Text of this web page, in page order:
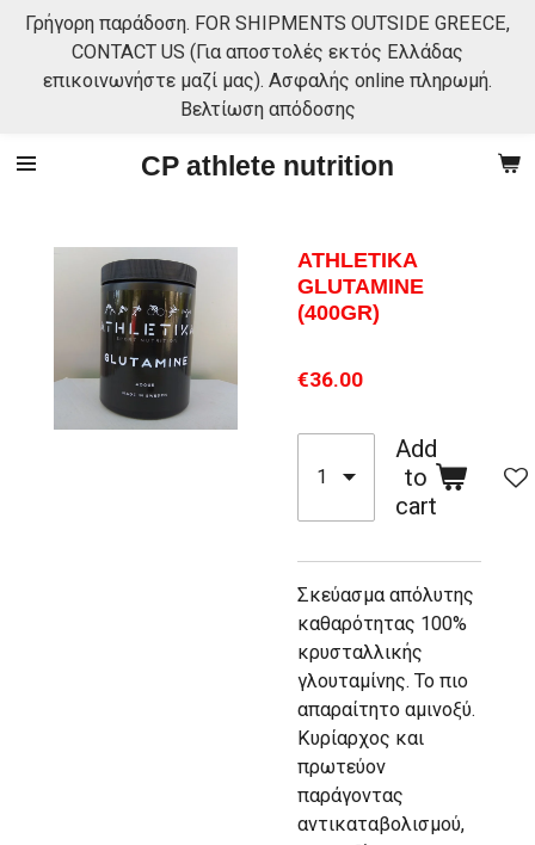
Skip
main
CP athlete nutrition
Γρήγορη παράδοση. FOR SHIPMENTS OUTSIDE GREECE,
CONTACT US (Για αποστολές εκτός Ελλάδας
επικοινωνήστε μαζί μας). Ασφαλής online πληρωμή.
Βελτίωση απόδοσης
ATHLETIKA
GLUTAMINE
(400GR)
€36.00
Add
to
cart
Σκεύασμα απόλυτης
καθαρότητας 100%
κρυσταλλικής
γλουταμίνης. Το πιο
απαραίτητο αμινοξύ.
Κυρίαρχος και
πρωτεύον
παράγοντας
αντικαταβολισμού,